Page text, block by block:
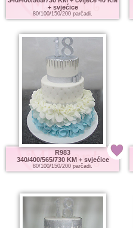
+ svjećice
80/100/150/200 parčadi.
R983
340/400/565/730 KM+ svjećice
80/100/150/200 parčadi.